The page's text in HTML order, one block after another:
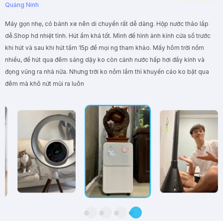
Hà Nội
( TP. Hồ Chí Minh )
( Quận 9, TP. Hồ Chí Minh )
Quảng Ninh
Máy gọn nhẹ, có bánh xe nên di chuyển rất dễ dàng. Hộp nước tháo lắp
dễ.Shop hd nhiệt tình. Hút ẩm khá tốt. Mình để hình ảnh kính cửa sổ trước
khi hút và sau khi hút tầm 15p để mọi ng tham khảo. Mấy hôm trời nồm
nhiều, để hút qua đêm sáng dậy ko còn cảnh nước hấp hơi đầy kính và
đọng vũng ra nhà nữa. Nhưng trời ko nồm lắm thì khuyến cáo ko bật qua
đêm mà khô nứt mũi ra luôn